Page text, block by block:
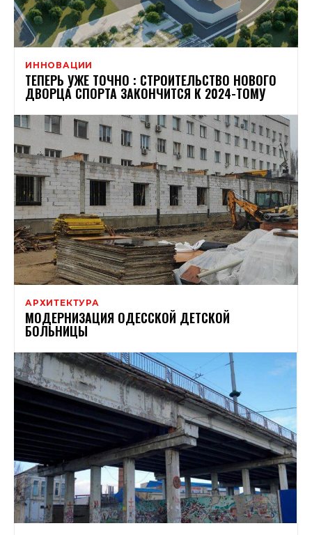
ИННОВАЦИИ
ТЕПЕРЬ УЖЕ ТОЧНО : СТРОИТЕЛЬСТВО НОВОГО
ДВОРЦА СПОРТА ЗАКОНЧИТСЯ К 2024-ТОМУ
АРХИТЕКТУРА
МОДЕРНИЗАЦИЯ ОДЕССКОЙ ДЕТСКОЙ
БОЛЬНИЦЫ